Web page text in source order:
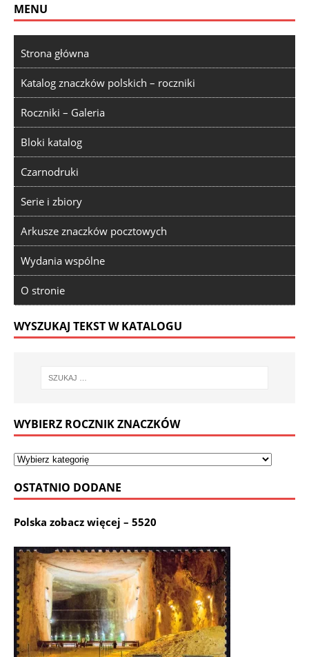
MENU
Strona główna
Katalog znaczków polskich – roczniki
Roczniki – Galeria
Bloki katalog
Czarnodruki
Serie i zbiory
Arkusze znaczków pocztowych
Wydania wspólne
O stronie
WYSZUKAJ TEKST W KATALOGU
WYBIERZ ROCZNIK ZNACZKÓW
OSTATNIO DODANE
Polska zobacz więcej – 5520